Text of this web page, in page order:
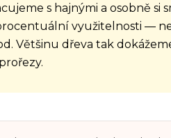
s hajnými a osobně si
využitelnosti —
Většinu dřeva tak